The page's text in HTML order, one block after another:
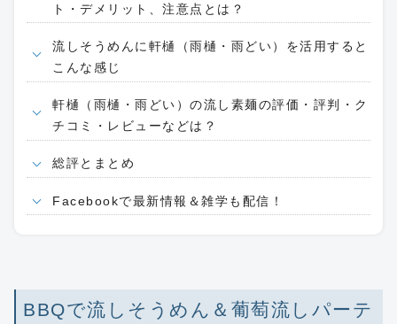
ト・デメリット、注意点とは？
流しそうめんに軒樋（雨樋・雨どい）を活用すると
こんな感じ
軒樋（雨樋・雨どい）の流し素麺の評価・評判・ク
チコミ・レビューなどは？
総評とまとめ
Facebookで最新情報＆雑学も配信！
BBQで流しそうめん＆葡萄流しパーテ